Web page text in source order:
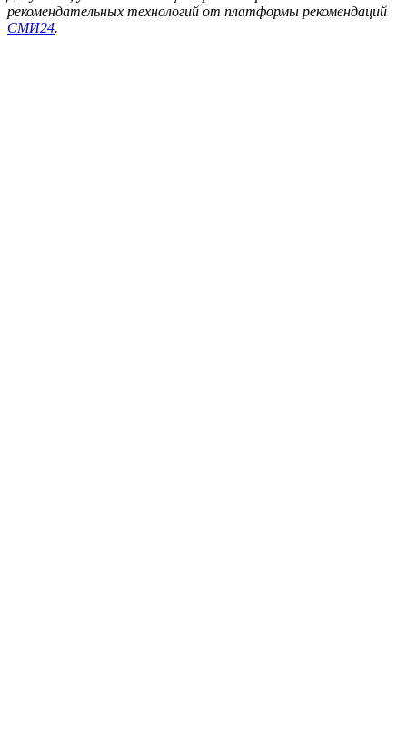
рекомендательных технологий от платформы рекомендаций
СМИ24.